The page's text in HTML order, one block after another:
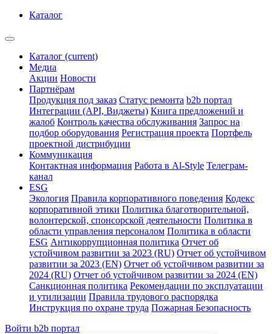
Каталог
Каталог (current)
Медиа
Акции Новости
Партнёрам
Продукция под заказ Статус ремонта b2b портал
Интеграции (API, Виджеты) Книга предложений и
жалоб Контроль качества обслуживания Запрос на
подбор оборудования Регистрация проекта Портфель
проектной дистрибуции
Коммуникация
Контактная информация Работа в Al-Style Телеграм-
канал
ESG
Экология Правила корпоративного поведения Кодекс
корпоративной этики Политика благотворительной,
волонтерской, спонсорской деятельности Политика в
области управления персоналом Политика в области
ESG Антикоррупционная политика Отчет об
устойчивом развитии за 2023 (RU) Отчет об устойчивом
развитии за 2023 (EN) Отчет об устойчивом развитии за
2024 (RU) Отчет об устойчивом развитии за 2024 (EN)
Санкционная политика Рекомендации по эксплуатации
и утилизации Правила трудового распорядка
Инструкция по охране труда Пожарная Безопасность
Войти b2b портал